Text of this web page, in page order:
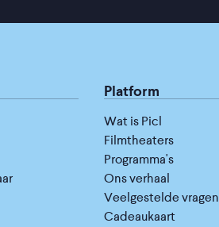
Platform
Wat is Picl
Filmtheaters
Programma's
Ons verhaal
Veelgestelde vragen
Cadeaukaart